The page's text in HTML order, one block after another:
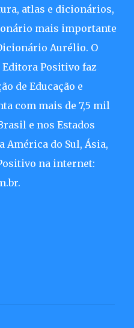
atlas e dicionários,
mais importante
Aurélio. O
Editora Positivo faz
de Educação e
com mais de 7,5 mil
e nos Estados
América do Sul, Ásia,
na internet: